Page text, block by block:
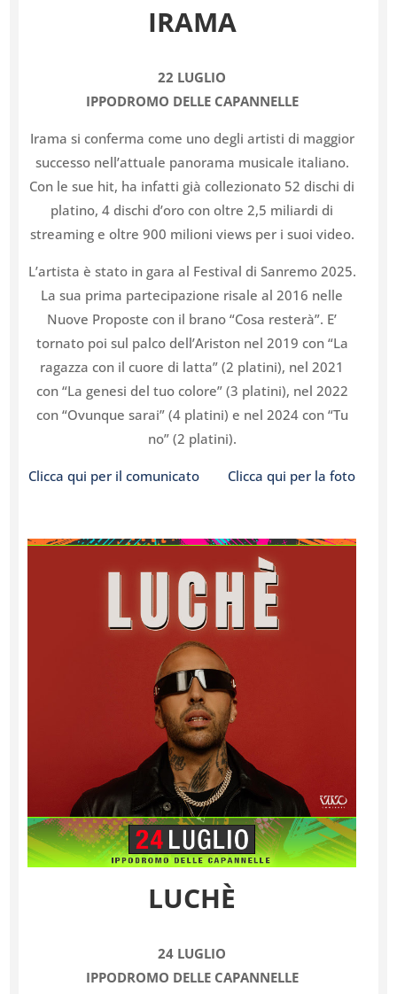
IRAMA
22 LUGLIO
IPPODROMO DELLE CAPANNELLE
Irama si conferma come uno degli artisti di maggior
successo nell’attuale panorama musicale italiano.
Con le sue hit, ha infatti già collezionato 52 dischi di
platino, 4 dischi d’oro con oltre 2,5 miliardi di
streaming e oltre 900 milioni views per i suoi video.
L’artista è stato in gara al Festival di Sanremo 2025.
La sua prima partecipazione risale al 2016 nelle
Nuove Proposte con il brano “Cosa resterà”. E’
tornato poi sul palco dell’Ariston nel 2019 con “La
ragazza con il cuore di latta” (2 platini), nel 2021
con “La genesi del tuo colore” (3 platini), nel 2022
con “Ovunque sarai” (4 platini) e nel 2024 con “Tu
no” (2 platini).
Clicca qui per il comunicato Clicca qui per la foto
LUCHÈ
24 LUGLIO
IPPODROMO DELLE CAPANNELLE